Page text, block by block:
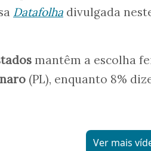
Datafolha divulgada
mantêm a escolha
(PL), enquanto 8%
Ver mais